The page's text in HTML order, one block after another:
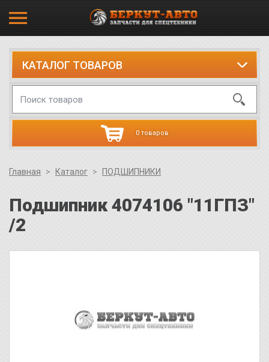
КАТАЛОГ ТОВАРОВ
0 товаров
Главная Каталог ПОДШИПНИКИ
Подшипник 4074106 "11ГПЗ"
/2